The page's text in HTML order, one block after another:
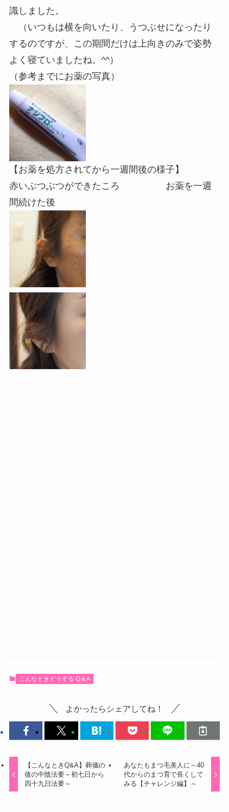
識しました。
（いつもは横を向いたり、うつぶせになったり
するのですが、この期間だけは上向きのみで姿勢
よく寝ていましたね。^^）
（参考までにお薬の写真）
【お薬を処方されてから一週間後の様子】
赤いぶつぶつができたころ お薬を一週
間続けた後
こんなときどうする Q＆A
よかったらシェアしてね！
【こんなときQ&A】葬儀の
後の中陰法要～初七日から
四十九日法要～
あなたもまつ毛美人に～40
代からのまつ育で長くして
みる【チャレンジ編】～